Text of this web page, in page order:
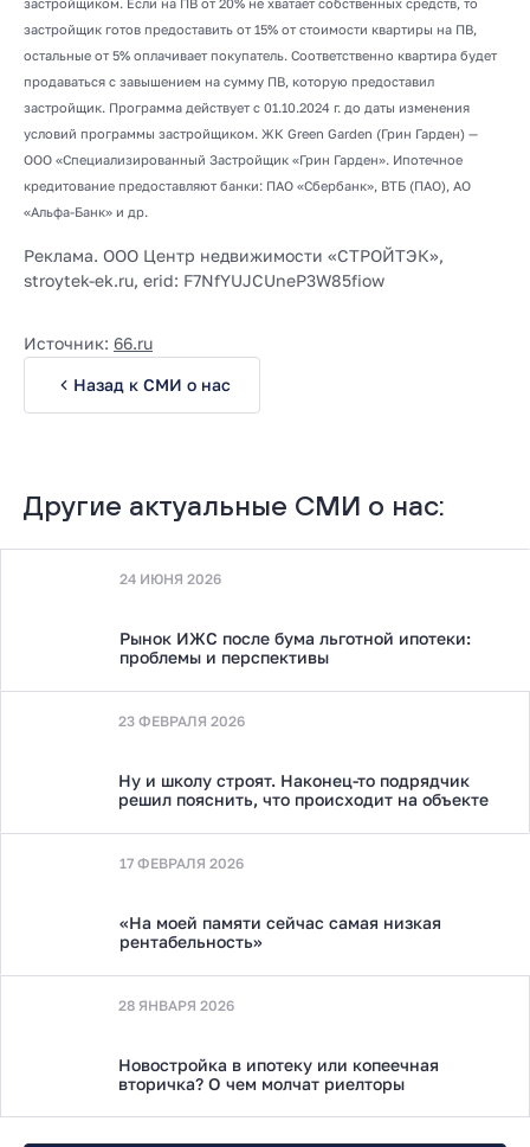
застройщиком. Если на ПВ от 20% не хватает собственных средств, то
застройщик готов предоставить от 15% от стоимости квартиры на ПВ,
остальные от 5% оплачивает покупатель. Соответственно квартира будет
продаваться с завышением на сумму ПВ, которую предоставил
застройщик. Программа действует с 01.10.2024 г. до даты изменения
условий программы застройщиком. ЖК Green Garden (Грин Гарден) —
ООО «Специализированный Застройщик «Грин Гарден». Ипотечное
кредитование предоставляют банки: ПАО «Сбербанк», ВТБ (ПАО), АО
«Альфа-Банк» и др.
Реклама. ООО Центр недвижимости «СТРОЙТЭК»,
stroytek-ek.ru, erid: F7NfYUJCUneP3W85fiow
Источник: 66.ru
Назад к СМИ о нас
Другие актуальные СМИ о нас:
24 ИЮНЯ 2026
Рынок ИЖС после бума льготной ипотеки:
проблемы и перспективы
23 ФЕВРАЛЯ 2026
Ну и школу строят. Наконец-то подрядчик
решил пояснить, что происходит на объекте
17 ФЕВРАЛЯ 2026
«На моей памяти сейчас самая низкая
рентабельность»
28 ЯНВАРЯ 2026
Новостройка в ипотеку или копеечная
вторичка? О чем молчат риелторы